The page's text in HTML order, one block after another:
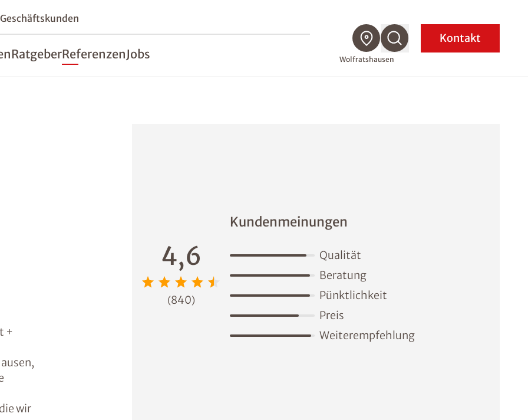
Geschäftskunden
RatgeberReferenzenJobs Wolfratshausen
Kontakt
+
wir
4,6
(840)
Kundenmeinungen
Qualität
Beratung
Pünktlichkeit
Preis
Weiterempfehlung